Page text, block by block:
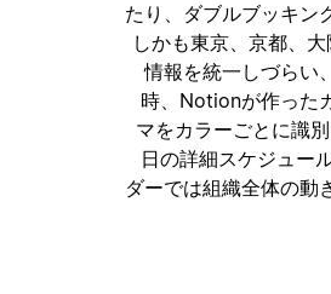
たり、ダブルブッキン
しかも東京、京都、
情報を統一しづらい
時、Notionが作った
マをカラーごとに識
日の詳細スケジュー
ダーでは組織全体の動